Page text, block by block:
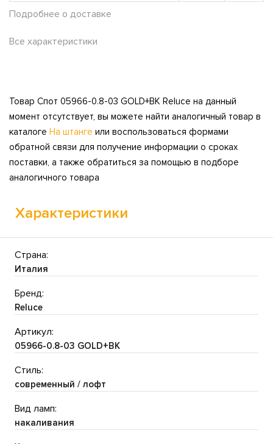
Подробнее о доставке
Все характеристики
Товар Спот 05966-0.8-03 GOLD+BK Reluce на данный
момент отсутствует, вы можете найти аналогичный товар в
каталоге На штанге или воспользоваться формами
обратной связи для получение информации о сроках
поставки, а также обратиться за помощью в подборе
аналогичного товара
Характеристики
Страна:
Италия
Бренд:
Reluce
Артикул:
05966-0.8-03 GOLD+BK
Стиль:
современный / лофт
Вид ламп:
накаливания